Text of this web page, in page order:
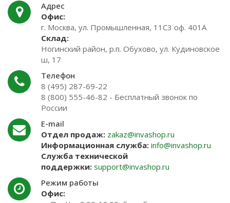
Адрес
Офис:
г. Москва, ул. Промышленная, 11С3 оф. 401А
Склад:
Ногинский район, р.п. Обухово, ул. Кудиновское
ш, 17
Телефон
8 (495) 287-69-22
8 (800) 555-46-82 - Бесплатный звонок по
России
E-mail
Отдел продаж: zakaz@invashop.ru
Информационная служба: info@invashop.ru
Служба технической
поддержки: support@invashop.ru
Режим работы
Офис: